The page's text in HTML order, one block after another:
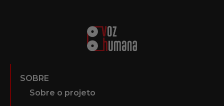
SOBRE
Sobre o projeto